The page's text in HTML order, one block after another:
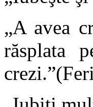
„A avea
răsplata